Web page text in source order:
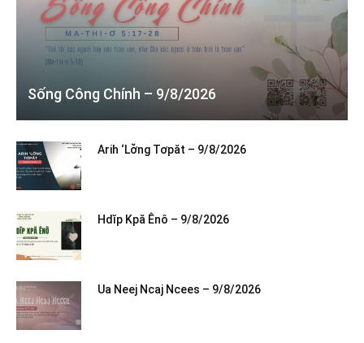
Sống Công Chính – 9/8/2026
Arih ‘Lơ̆ng Tơpăt – 9/8/2026
Hdĭp Kpă Ênô – 9/8/2026
Ua Neej Ncaj Ncees – 9/8/2026